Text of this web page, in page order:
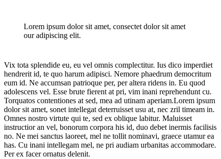
Lorem ipsum dolor sit amet, consectet dolor sit amet
our adipiscing elit.
Vix tota splendide eu, eu vel omnis complectitur. Ius dico imperdiet
hendrerit id, te quo harum adipisci. Nemore phaedrum democritum
eum id. Ne accumsan patrioque per, per altera ridens in. Eu quod
adolescens vel. Esse brute fierent at pri, vim inani reprehendunt cu.
Torquatos contentiones at sed, mea ad utinam aperiam.Lorem ipsum
dolor sit amet, sonet intellegat deterruisset usu at, nec zril timeam in.
Omnes nostro virtute qui te, sed ex oblique labitur. Maluisset
instructior an vel, bonorum corpora his id, duo debet inermis facilisis
no. Ne mei sanctus laoreet, mel ne tollit nominavi, graece utamur ea
has. Cu inani intellegam mel, ne pri audiam urbanitas accommodare.
Per ex facer ornatus delenit.